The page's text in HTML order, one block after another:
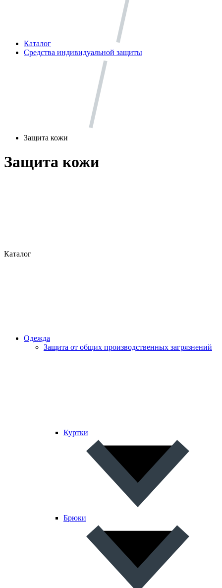
Каталог
Средства индивидуальной защиты
Защита кожи
Защита кожи
Каталог
Одежда
Защита от общих производственных загрязнений
Куртки
Брюки